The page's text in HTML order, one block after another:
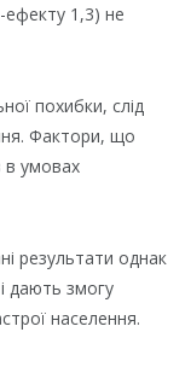
ефекту 1,3) не
похибки, слід
Фактори, що
в умовах
результати однак
дають змогу
населення.